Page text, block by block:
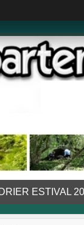
ESTIVAL